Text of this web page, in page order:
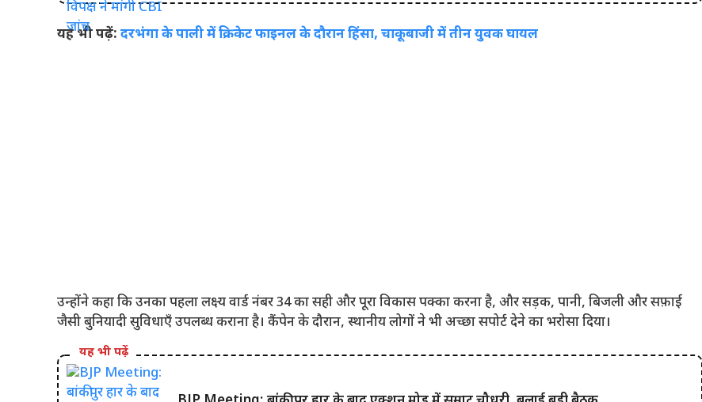
यह भी पढ़ें: दरभंगा के पाली में क्रिकेट फाइनल के दौरान हिंसा, चाकूबाजी में तीन युवक घायल
उन्होंने कहा कि उनका पहला लक्ष्य वार्ड नंबर 34 का सही और पूरा विकास पक्का करना है, और सड़क, पानी, बिजली और सफ़ाई
जैसी बुनियादी सुविधाएँ उपलब्ध कराना है। कैंपेन के दौरान, स्थानीय लोगों ने भी अच्छा सपोर्ट देने का भरोसा दिया।
यह भी पढ़ें